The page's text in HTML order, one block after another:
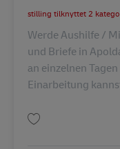
stilling tilknyttet
Werde Aushilfe /
und Briefe in
an einzelnen
Einarbeitung